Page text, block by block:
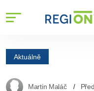
Aktuálně
Martin Maláč